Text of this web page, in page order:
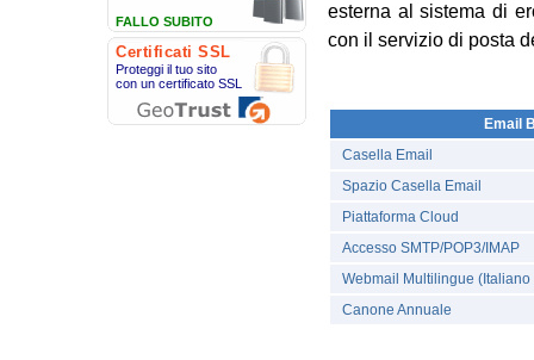
FALLO SUBITO
Certificati SSL
Proteggi il tuo sito
con un certificato SSL
esterna al sistema di
con il servizio di posta
Email
Casella Email
Spazio Casella Email
Piattaforma Cloud
Accesso SMTP/POP3/IMAP
Webmail Multilingue (Italiano
Canone Annuale